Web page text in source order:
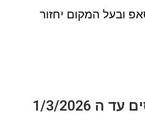
ובעל המקום יחזור
1/3/2026